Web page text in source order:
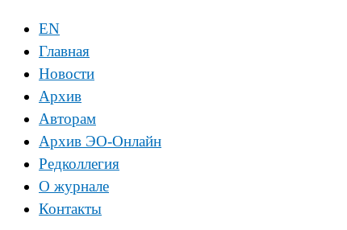
EN
Главная
Новости
Архив
Авторам
Архив ЭО-Онлайн
Редколлегия
О журнале
Контакты